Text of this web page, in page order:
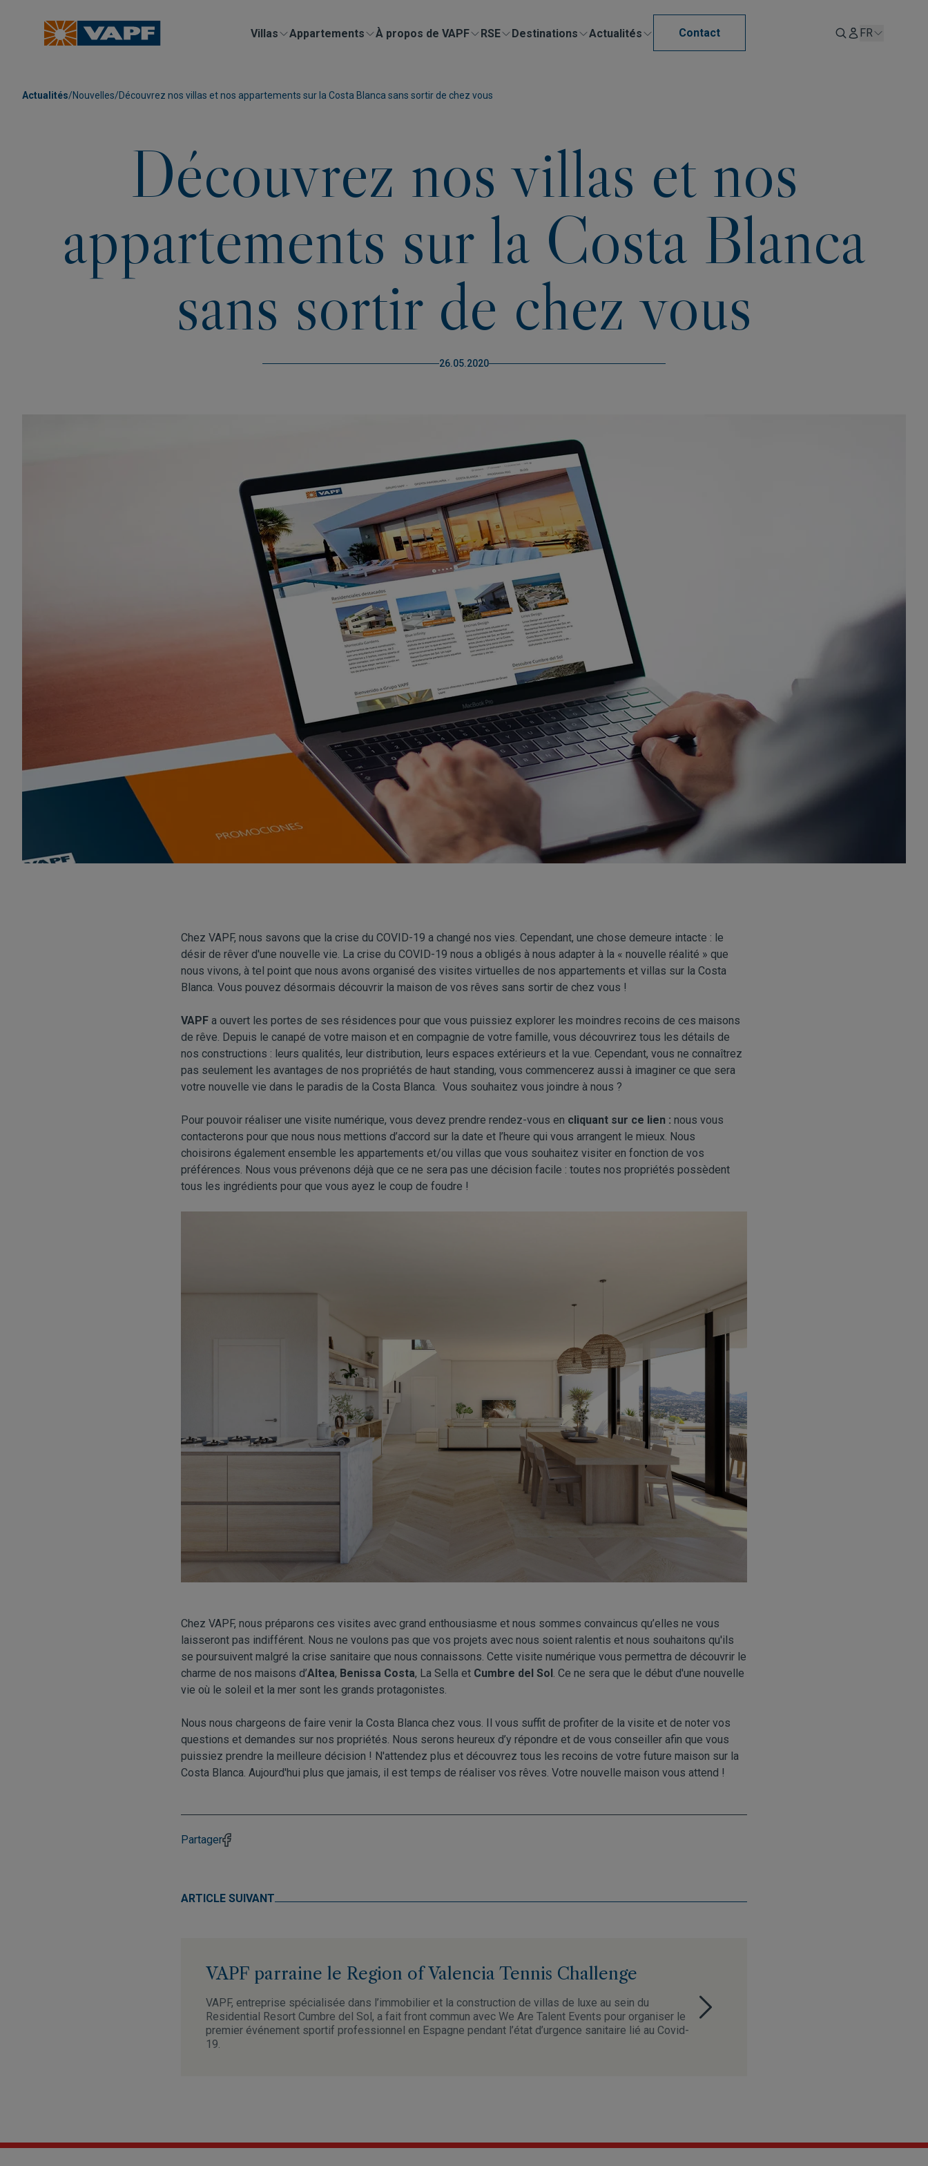
Villas Appartements À propos de VAPF RSE Destinations Actualités Contact FR
Actualités/Nouvelles/Découvrez nos villas et nos appartements sur la Costa Blanca sans sortir de chez vous
Découvrez nos villas et nos
appartements sur la Costa Blanca
sans sortir de chez vous
26.05.2020
Chez VAPF, nous savons que la crise du COVID-19 a changé nos vies. Cependant, une chose demeure intacte : le
désir de rêver d'une nouvelle vie. La crise du COVID-19 nous a obligés à nous adapter à la « nouvelle réalité » que
nous vivons, à tel point que nous avons organisé des visites virtuelles de nos appartements et villas sur la Costa
Blanca. Vous pouvez désormais découvrir la maison de vos rêves sans sortir de chez vous !
VAPF a ouvert les portes de ses résidences pour que vous puissiez explorer les moindres recoins de ces maisons
de rêve. Depuis le canapé de votre maison et en compagnie de votre famille, vous découvrirez tous les détails de
nos constructions : leurs qualités, leur distribution, leurs espaces extérieurs et la vue. Cependant, vous ne connaîtrez
pas seulement les avantages de nos propriétés de haut standing, vous commencerez aussi à imaginer ce que sera
votre nouvelle vie dans le paradis de la Costa Blanca. Vous souhaitez vous joindre à nous ?
Pour pouvoir réaliser une visite numérique, vous devez prendre rendez-vous en cliquant sur ce lien : nous vous
contacterons pour que nous nous mettions d’accord sur la date et l’heure qui vous arrangent le mieux. Nous
choisirons également ensemble les appartements et/ou villas que vous souhaitez visiter en fonction de vos
préférences. Nous vous prévenons déjà que ce ne sera pas une décision facile : toutes nos propriétés possèdent
tous les ingrédients pour que vous ayez le coup de foudre !
Chez VAPF, nous préparons ces visites avec grand enthousiasme et nous sommes convaincus qu’elles ne vous
laisseront pas indifférent. Nous ne voulons pas que vos projets avec nous soient ralentis et nous souhaitons qu'ils
se poursuivent malgré la crise sanitaire que nous connaissons. Cette visite numérique vous permettra de découvrir le
charme de nos maisons d’Altea, Benissa Costa, La Sella et Cumbre del Sol . Ce ne sera que le début d'une nouvelle
vie où le soleil et la mer sont les grands protagonistes.
Nous nous chargeons de faire venir la Costa Blanca chez vous. Il vous suffit de profiter de la visite et de noter vos
questions et demandes sur nos propriétés. Nous serons heureux d’y répondre et de vous conseiller afin que vous
puissiez prendre la meilleure décision ! N'attendez plus et découvrez tous les recoins de votre future maison sur la
Costa Blanca. Aujourd'hui plus que jamais, il est temps de réaliser vos rêves. Votre nouvelle maison vous attend !
Partager
ARTICLE SUIVANT
VAPF parraine le Region of Valencia Tennis Challenge
VAPF, entreprise spécialisée dans l’immobilier et la construction de villas de luxe au sein du
Residential Resort Cumbre del Sol, a fait front commun avec We Are Talent Events pour organiser le
premier événement sportif professionnel en Espagne pendant l’état d’urgence sanitaire lié au Covid-
19.